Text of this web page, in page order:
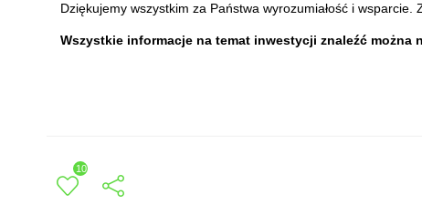
Dziękujemy wszystkim za Państwa wyrozumiałość i
Wszystkie informacje na temat inwestycji znaleźć można
10